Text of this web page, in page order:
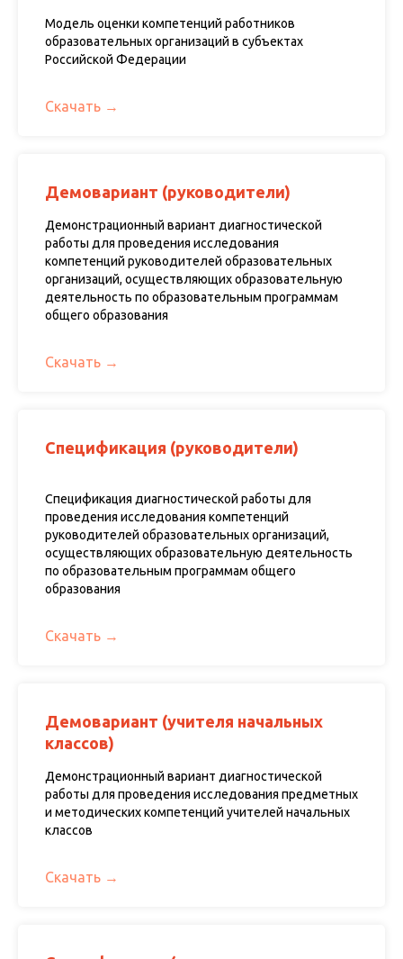
Модель оценки компетенций работников
образовательных организаций в субъектах
Российской Федерации
Скачать
Демовариант (руководители)
Демонстрационный вариант диагностической
работы для проведения исследования
компетенций руководителей образовательных
организаций, осуществляющих образовательную
деятельность по образовательным программам
общего образования
Скачать
Спецификация (руководители)
Спецификация диагностической работы для
проведения исследования компетенций
руководителей образовательных организаций,
осуществляющих образовательную деятельность
по образовательным программам общего
образования
Скачать
Демовариант (учителя начальных
классов)
Демонстрационный вариант диагностической
работы для проведения исследования предметных
и методических компетенций учителей начальных
классов
Скачать